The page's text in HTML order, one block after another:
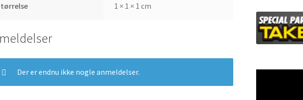
1 × 1 × 1 cm
Der er endnu ikke nogle anmeldelser.